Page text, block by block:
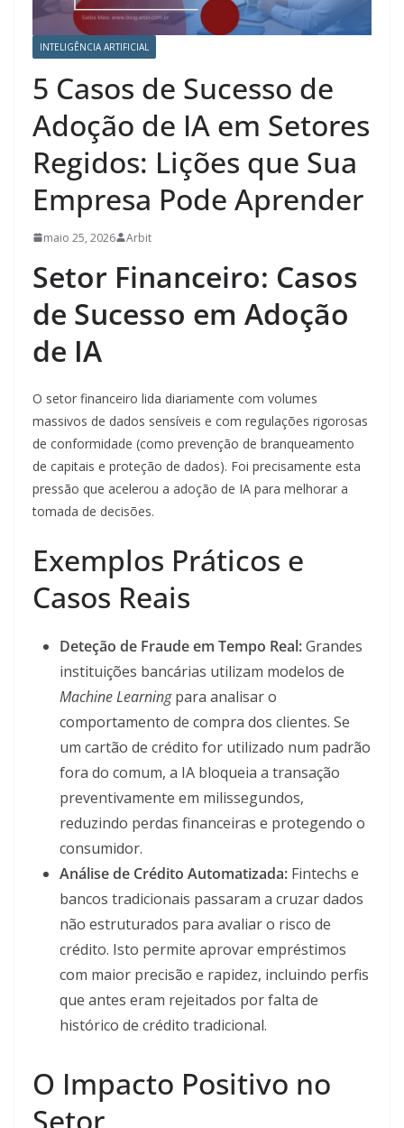
INTELIGÊNCIA ARTIFICIAL
5 Casos de Sucesso de
Adoção de IA em Setores
Regidos: Lições que Sua
Empresa Pode Aprender
maio 25, 2026 Arbit
Setor Financeiro: Casos
de Sucesso em Adoção
de IA
O setor financeiro lida diariamente com volumes
massivos de dados sensíveis e com regulações rigorosas
de conformidade (como prevenção de branqueamento
de capitais e proteção de dados). Foi precisamente esta
pressão que acelerou a adoção de IA para melhorar a
tomada de decisões.
Exemplos Práticos e
Casos Reais
Deteção de Fraude em Tempo Real:Grandes
instituições bancárias utilizam modelos de
Machine Learningpara analisar o
comportamento de compra dos clientes. Se
um cartão de crédito for utilizado num padrão
fora do comum, a IA bloqueia a transação
preventivamente em milissegundos,
reduzindo perdas financeiras e protegendo o
consumidor.
Análise de Crédito Automatizada: Fintechs e
bancos tradicionais passaram a cruzar dados
não estruturados para avaliar o risco de
crédito. Isto permite aprovar empréstimos
com maior precisão e rapidez, incluindo perfis
que antes eram rejeitados por falta de
histórico de crédito tradicional.
O Impacto Positivo no
Setor